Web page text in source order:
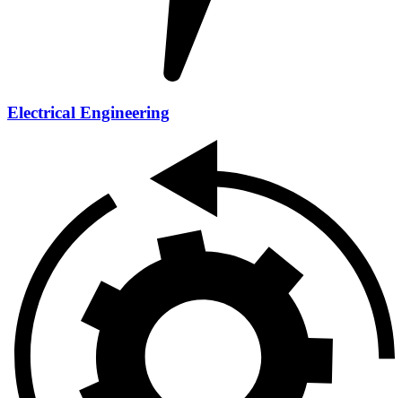
Electrical Engineering